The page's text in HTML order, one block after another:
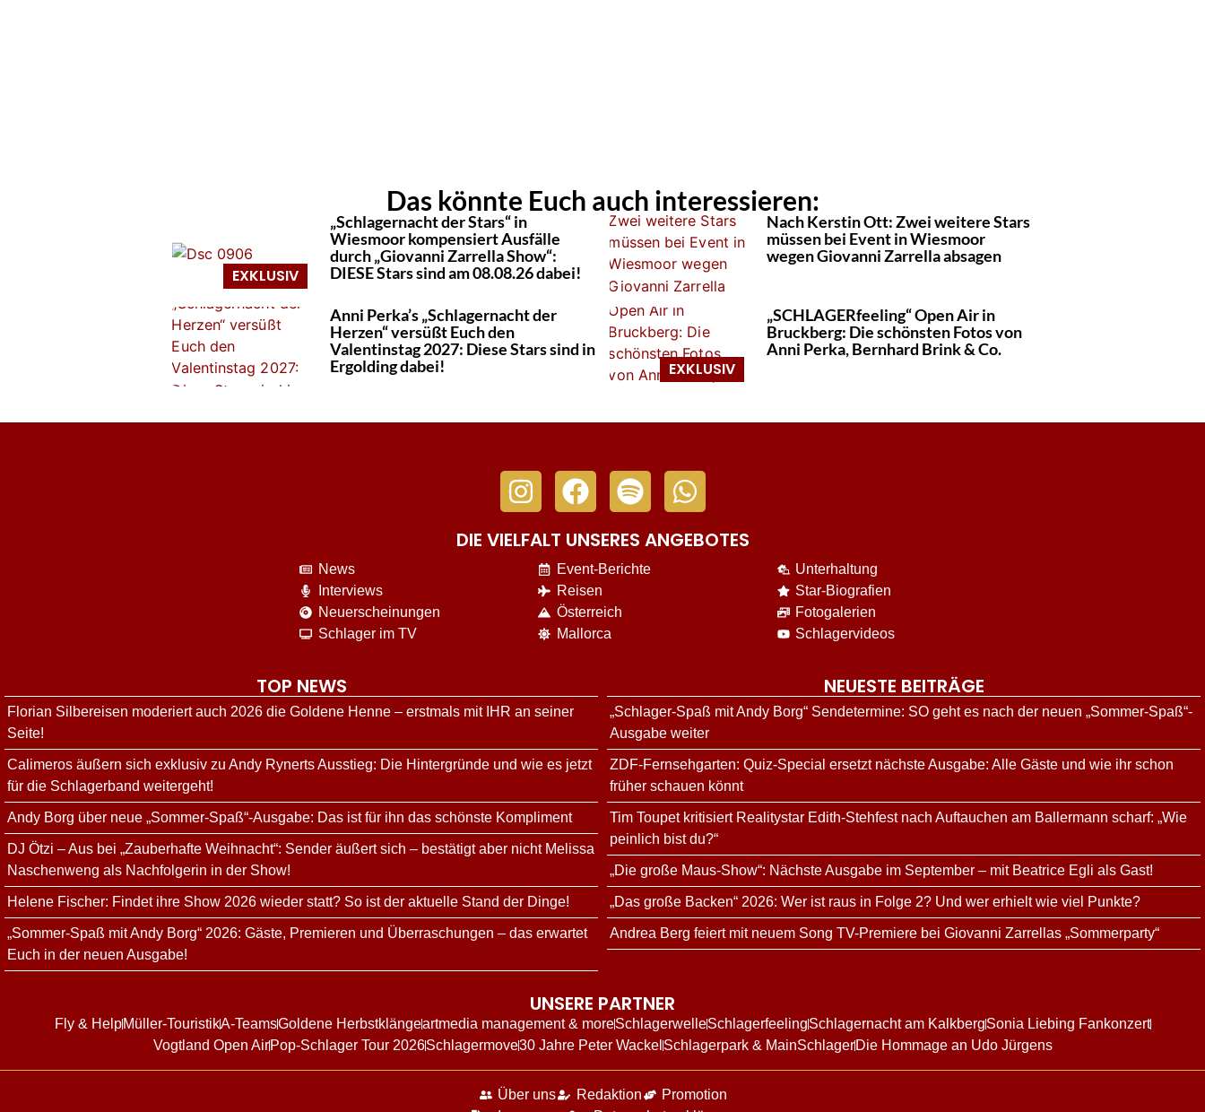
Das könnte Euch auch interessieren:
„Schlagernacht der Stars“ in
Wiesmoor kompensiert Ausfälle
durch „Giovanni Zarrella Show“:
DIESE Stars sind am 08.08.26 dabei!
Nach Kerstin Ott: Zwei weitere Stars
müssen bei Event in Wiesmoor
wegen Giovanni Zarrella absagen
Anni Perka’s „Schlagernacht der
Herzen“ versüßt Euch den
Valentinstag 2027: Diese Stars sind in
Ergolding dabei!
„SCHLAGERfeeling“ Open Air in
Bruckberg: Die schönsten Fotos von
Anni Perka, Bernhard Brink & Co.
DIE VIELFALT UNSERES ANGEBOTES
News
Interviews
Neuerscheinungen
Schlager im TV
Event-Berichte
Reisen
Österreich
Mallorca
Unterhaltung
Star-Biografien
Fotogalerien
Schlagervideos
TOP NEWS
Florian Silbereisen moderiert auch 2026 die Goldene Henne – erstmals mit IHR an seiner
Seite!
Calimeros äußern sich exklusiv zu Andy Rynerts Ausstieg: Die Hintergründe und wie es jetzt
für die Schlagerband weitergeht!
Andy Borg über neue „Sommer-Spaß“-Ausgabe: Das ist für ihn das schönste Kompliment
DJ Ötzi – Aus bei „Zauberhafte Weihnacht“: Sender äußert sich – bestätigt aber nicht Melissa
Naschenweng als Nachfolgerin in der Show!
Helene Fischer: Findet ihre Show 2026 wieder statt? So ist der aktuelle Stand der Dinge!
„Sommer-Spaß mit Andy Borg“ 2026: Gäste, Premieren und Überraschungen – das erwartet
Euch in der neuen Ausgabe!
NEUESTE BEITRÄGE
„Schlager-Spaß mit Andy Borg“ Sendetermine: SO geht es nach der neuen „Sommer-Spaß“-
Ausgabe weiter
ZDF-Fernsehgarten: Quiz-Special ersetzt nächste Ausgabe: Alle Gäste und wie ihr schon
früher schauen könnt
Tim Toupet kritisiert Realitystar Edith-Stehfest nach Auftauchen am Ballermann scharf: „Wie
peinlich bist du?“
„Die große Maus-Show“: Nächste Ausgabe im September – mit Beatrice Egli als Gast!
„Das große Backen“ 2026: Wer ist raus in Folge 2? Und wer erhielt wie viel Punkte?
Andrea Berg feiert mit neuem Song TV-Premiere bei Giovanni Zarrellas „Sommerparty“
UNSERE PARTNER
Fly & HelpMüller-TouristikA-TeamsGoldene Herbstklängeartmedia management & moreSchlagerwelleSchlagerfeelingSchlagernacht am KalkbergSonia Liebing Fankonzert
Vogtland Open AirPop-Schlager Tour 2026Schlagermove30 Jahre Peter Wackel Schlagerpark & MainSchlagerDie Hommage an Udo Jürgens
Über uns Redaktion
Promotion